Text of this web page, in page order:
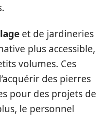
et de jardineries
plus accessible,
volumes. Ces
des pierres
pour des projets de
le personnel